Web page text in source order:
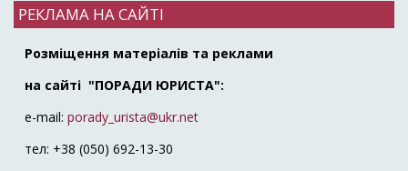
РЕКЛАМА НА САЙТІ
Розміщення матеріалів та реклами
на сайті "ПОРАДИ ЮРИСТА":
e-mail: porady_urista@ukr.net
тел: +38 (050) 692-13-30